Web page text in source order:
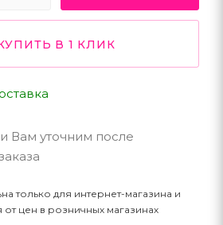
В 1 КЛИК
Вам уточним после
только для интернет-магазина и
от цен в розничных магазинах